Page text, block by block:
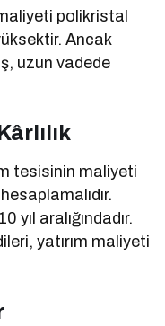
polikristal
Ancak
uzun vadede
tesisinin maliyeti
aralığındadır.
yatırım maliyeti